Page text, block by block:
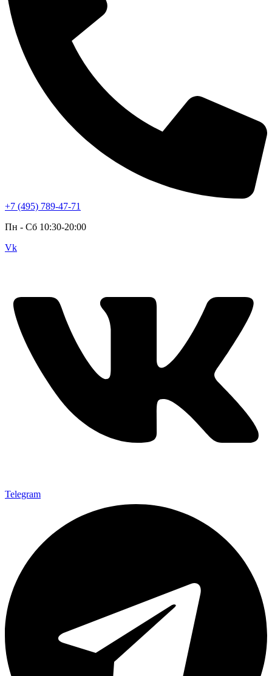
+7 (495) 789-47-71
Пн - Cб 10:30-20:00
Vk
Telegram